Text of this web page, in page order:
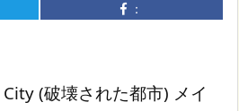
：
City (破壊された都市) メイ